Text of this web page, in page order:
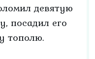
девятую
посадил его
тополю.